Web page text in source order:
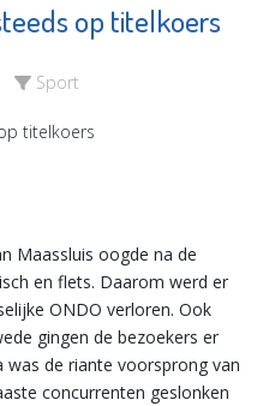
op titelkoers
Sport
Maassluis oogde na de
en flets. Daarom werd er
ONDO verloren. Ook
gingen de bezoekers er
de riante voorsprong van
concurrenten geslonken